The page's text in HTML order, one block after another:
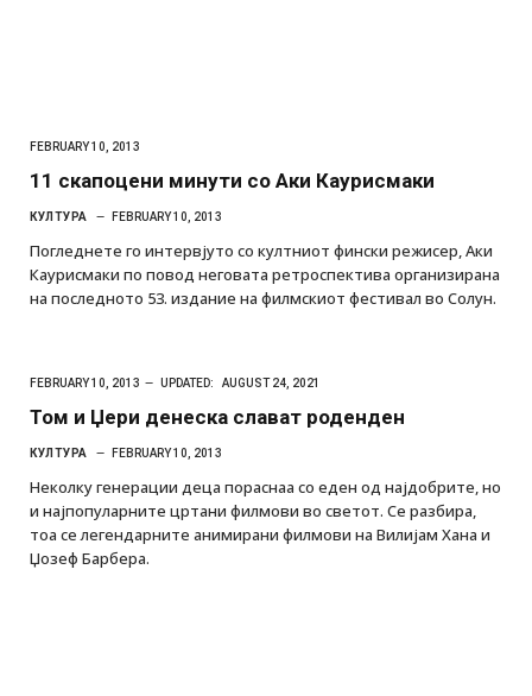
FEBRUARY 10, 2013
11 скапоцени минути со Аки Каурисмаки
КУЛТУРА FEBRUARY 10, 2013
Погледнете го интервјуто со култниот фински режисер, Аки
Каурисмаки по повод неговата ретроспектива организирана
на последното 53. издание на филмскиот фестивал во Солун.
FEBRUARY 10, 2013 UPDATED: AUGUST 24, 2021
Том и Џери денеска слават роденден
КУЛТУРА FEBRUARY 10, 2013
Неколку генерации деца пораснаа со еден од најдобрите, но
и најпопуларните цртани филмови во светот. Се разбира,
тоа се легендарните анимирани филмови на Вилијам Хана и
Џозеф Барбера.